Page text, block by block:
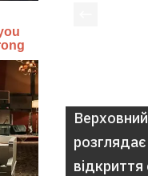
розглядає